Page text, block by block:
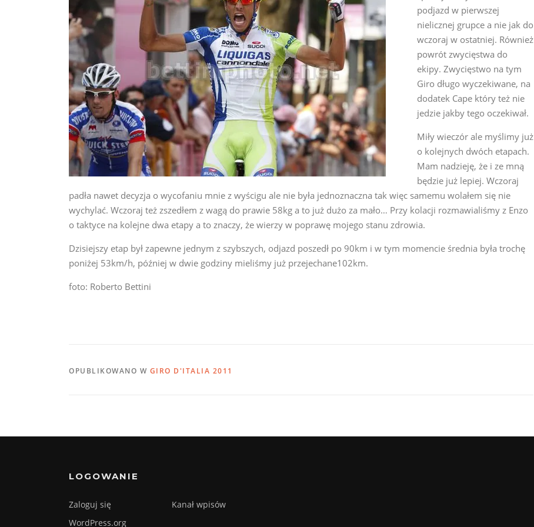
podjazd w pierwszej
nielicznej grupce a nie jak do
wczoraj w ostatniej. Również
powrót zwycięstwa do
ekipy. Zwycięstwo na tym
Giro długo wyczekiwane, na
dodatek Cape który też nie
jedzie jakby tego oczekiwał.
Miły wieczór ale myślimy już
o kolejnych dwóch etapach.
Mam nadzieję, że i ze mną
będzie już lepiej. Wczoraj
padła nawet decyzja o wycofaniu mnie z wyścigu ale nie była jednoznaczna tak więc samemu wolałem się nie
wychylać. Wczoraj też zszedłem z wagą do prawie 58kg a to już dużo za mało… Przy kolacji rozmawialiśmy z Enzo
o taktyce na kolejne dwa etapy a to znaczy, że wierzy w poprawę mojego stanu zdrowia.
Dzisiejszy etap był zapewne jednym z szybszych, odjazd poszedł po 90km i w tym momencie średnia była trochę
poniżej 53km/h, później w dwie godziny mieliśmy już przejechane102km.
foto: Roberto Bettini
OPUBLIKOWANO W GIRO D'ITALIA 2011
LOGOWANIE
Zaloguj się
Kanał wpisów
WordPress.org